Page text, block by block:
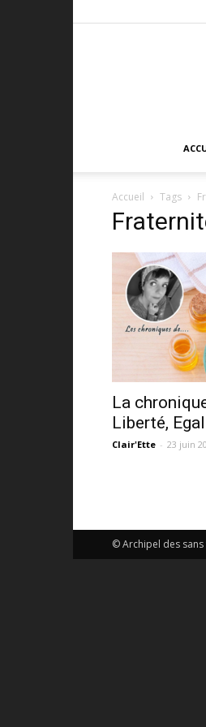
Accueil Tags
La
Liberté,
Clair'Ette - 23 juin
© Archipel des